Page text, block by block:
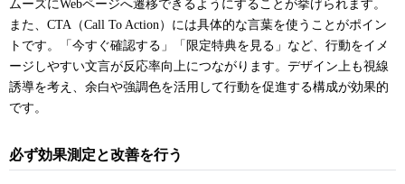
ムーズにWebページへ遷移できるようにすることが挙げられます。
また、CTA（Call To Action）には具体的な言葉を使うことがポイン
トです。「今すぐ確認する」「限定特典を見る」など、行動をイメ
ージしやすい文言が反応率向上につながります。デザイン上も視線
誘導を考え、余白や強調色を活用して行動を促進する構成が効果的
です。
必ず効果測定と改善を行う